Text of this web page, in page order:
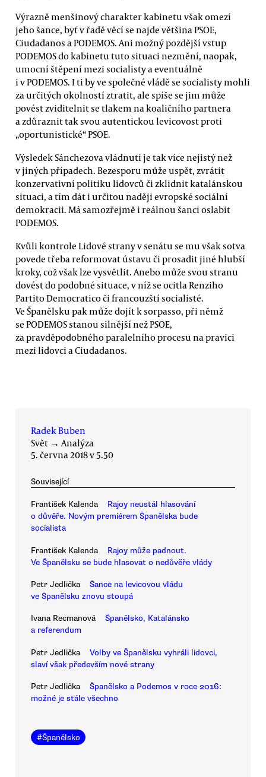
Výrazně menšinový charakter kabinetu však omezí
jeho šance, byť v řadě věcí se najde většina PSOE,
Ciudadanos a PODEMOS. Ani možný pozdější vstup
PODEMOS do kabinetu tuto situaci nezmění, naopak,
umocní štěpení mezi socialisty a eventuálně
i v PODEMOS. I ti by ve společné vládě se socialisty mohli
za určitých okolností ztratit, ale spíše se jim může
povést zviditelnit se tlakem na koaličního partnera
a zdůraznit tak svou autentickou levicovost proti
„oportunistické“ PSOE.
Výsledek Sánchezova vládnutí je tak více nejistý než
v jiných případech. Bezesporu může uspět, zvrátit
konzervativní politiku lidovců či zklidnit katalánskou
situaci, a tím dát i určitou naději evropské sociální
demokracii. Má samozřejmě i reálnou šanci oslabit
PODEMOS.
Kvůli kontrole Lidové strany v senátu se mu však sotva
povede třeba reformovat ústavu či prosadit jiné hlubší
kroky, což však lze vysvětlit. Anebo může svou stranu
dovést do podobné situace, v níž se ocitla Renziho
Partito Democratico či francouzští socialisté.
Ve Španělsku pak může dojít k sorpasso, při němž
se PODEMOS stanou silnější než PSOE,
za pravděpodobného paralelního procesu na pravici
mezi lidovci a Ciudadanos.
Radek Buben
Svět →Analýza
5. června 2018 v 5.50
Související
František Kalenda
Rajoy neustál hlasování
o důvěře. Novým premiérem Španělska bude
socialista
František Kalenda
Rajoy může padnout.
Ve Španělsku se bude hlasovat o nedůvěře vlády
Petr Jedlička
Šance na levicovou vládu
ve Španělsku znovu stoupá
Ivana Recmanová
Španělsko, Katalánsko
a referendum
Petr Jedlička
Volby ve Španělsku vyhráli lidovci,
slaví však především nové strany
Petr Jedlička
Španělsko a Podemos v roce 2016:
možné je stále všechno
#Španělsko